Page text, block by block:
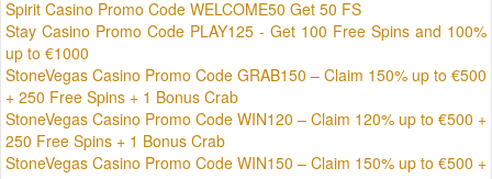
Spirit Casino Promo Code WELCOME50 Get 50 FS
Stay Casino Promo Code PLAY125 - Get 100 Free Spins and 100%
up to €1000
StoneVegas Casino Promo Code GRAB150 – Claim 150% up to €500
+ 250 Free Spins + 1 Bonus Crab
StoneVegas Casino Promo Code WIN120 – Claim 120% up to €500 +
250 Free Spins + 1 Bonus Crab
StoneVegas Casino Promo Code WIN150 – Claim 150% up to €500 +